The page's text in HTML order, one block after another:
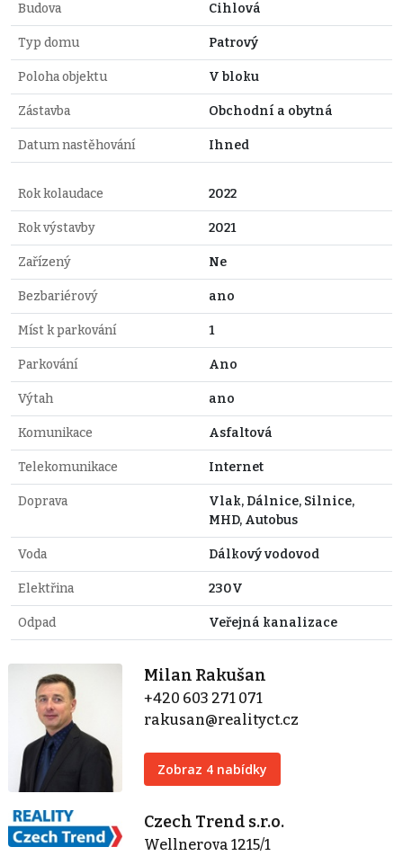
Budova Cihlová
Typ domu Patrový
Poloha objektu V bloku
Zástavba Obchodní a obytná
Datum nastěhování Ihned
Rok kolaudace 2022
Rok výstavby 2021
Zařízený Ne
Bezbariérový ano
Míst k parkování 1
Parkování Ano
Výtah ano
Komunikace Asfaltová
Telekomunikace Internet
Doprava
Vlak, Dálnice, Silnice,
MHD, Autobus
Voda Dálkový vodovod
Elektřina 230V
Odpad Veřejná kanalizace
Milan Rakušan
+420 603 271 071
rakusan@realityct.cz
Zobraz 4 nabídky
Czech Trend s.r.o.
Wellnerova 1215/1